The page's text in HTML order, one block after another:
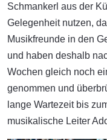
Schmankerl aus der
Gelegenheit nutzen,
Musikfreunde in den
und haben deshalb
Wochen gleich noch
genommen und
lange Wartezeit bis
musikalische Leiter